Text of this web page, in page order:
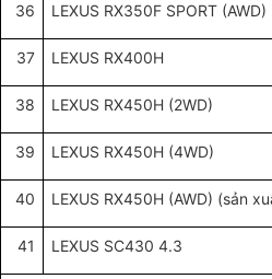
36 LEXUS RX350F SPORT
37 LEXUS RX400H
38 LEXUS RX450H (2WD)
39 LEXUS RX450H (4WD)
40 LEXUS RX450H (AWD) (sản
41 LEXUS SC430 4.3